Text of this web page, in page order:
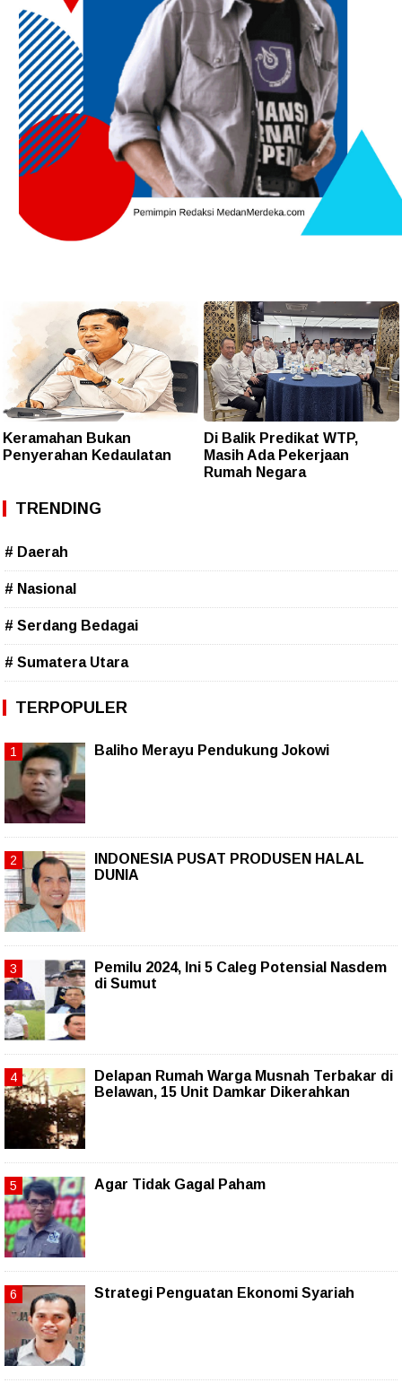
Keramahan Bukan
Penyerahan Kedaulatan
Di Balik Predikat WTP,
Masih Ada Pekerjaan
Rumah Negara
TRENDING
# Daerah
# Nasional
# Serdang Bedagai
# Sumatera Utara
TERPOPULER
Baliho Merayu Pendukung Jokowi
INDONESIA PUSAT PRODUSEN HALAL
DUNIA
Pemilu 2024, Ini 5 Caleg Potensial Nasdem
di Sumut
Delapan Rumah Warga Musnah Terbakar di
Belawan, 15 Unit Damkar Dikerahkan
Agar Tidak Gagal Paham
Strategi Penguatan Ekonomi Syariah